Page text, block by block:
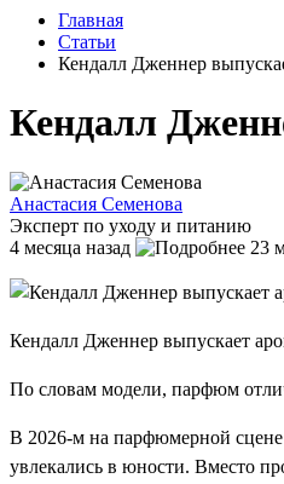
Главная
Статьи
Кендалл Дженнер
Кендалл
Анастасия Семенова
Эксперт по уходу и питанию
4 месяца назад
23
Кендалл Дженнер выпускает
По словам модели, парфюм
В 2026-м на парфюмерной сцене
увлекались в юности. Вместо